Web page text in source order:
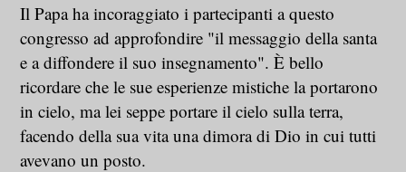
Il Papa ha incoraggiato i partecipanti a questo
congresso ad approfondire "il messaggio della santa
e a diffondere il suo insegnamento". È bello
ricordare che le sue esperienze mistiche la portarono
in cielo, ma lei seppe portare il cielo sulla terra,
facendo della sua vita una dimora di Dio in cui tutti
avevano un posto.